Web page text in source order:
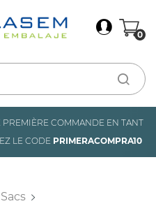
0
PREMIÈRE COMMANDE EN TANT
LE CODE PRIMERACOMPRA10
Sacs
×
Connexion